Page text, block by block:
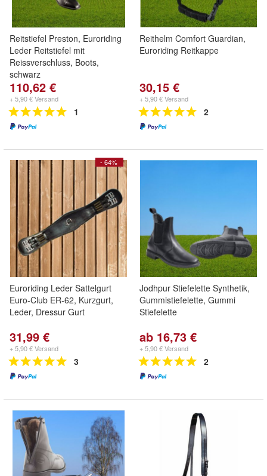
Reitstiefel Preston, Euroriding
Leder Reitstiefel mit
Reissverschluss, Boots,
schwarz
110,62 €
+ 5,90 € Versand
1
Reithelm Comfort Guardian,
Euroriding Reitkappe
30,15 €
+ 5,90 € Versand
2
- 64%
Euroriding Leder Sattelgurt
Euro-Club ER-62, Kurzgurt,
Leder, Dressur Gurt
31,99 €
+ 5,90 € Versand
3
Jodhpur Stiefelette Synthetik,
Gummistiefelette, Gummi
Stiefelette
ab 16,73 €
+ 5,90 € Versand
2